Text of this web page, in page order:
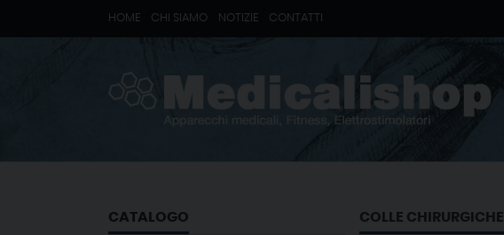
HOME CHI SIAMO NOTIZIE CONTATTI
CATALOGO COLLE CHIRURGICHE